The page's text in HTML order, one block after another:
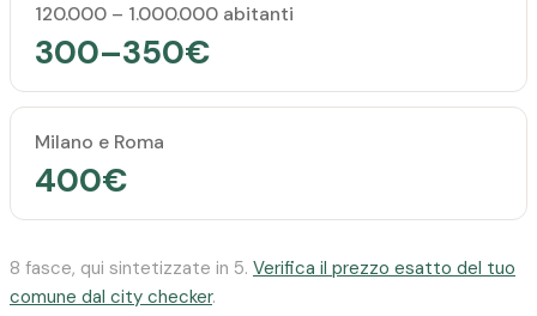
120.000 – 1.000.000 abitanti
300–350€
Milano e Roma
400€
8 fasce, qui sintetizzate in 5. Verifica il prezzo esatto del tuo
comune dal city checker.